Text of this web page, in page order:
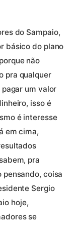
do Sampaio,
básico do plano
não
pra qualquer
um valor
isso é
é interesse
em cima,
pra
pensando, coisa
Sergio
hoje,
se